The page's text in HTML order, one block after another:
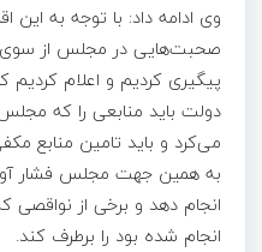
وی ادامه داد: با توجه به این
صحبت‌هایی در مجلس از سوی
پیگیری کردیم و اعلام
دولت باید منابعی را که مجلس
می‌کرد و باید تامین منابع
به همین جهت مجلس فشار
انجام دهد و برخی از نواقصی
انجام شده بود را برطرف کند.